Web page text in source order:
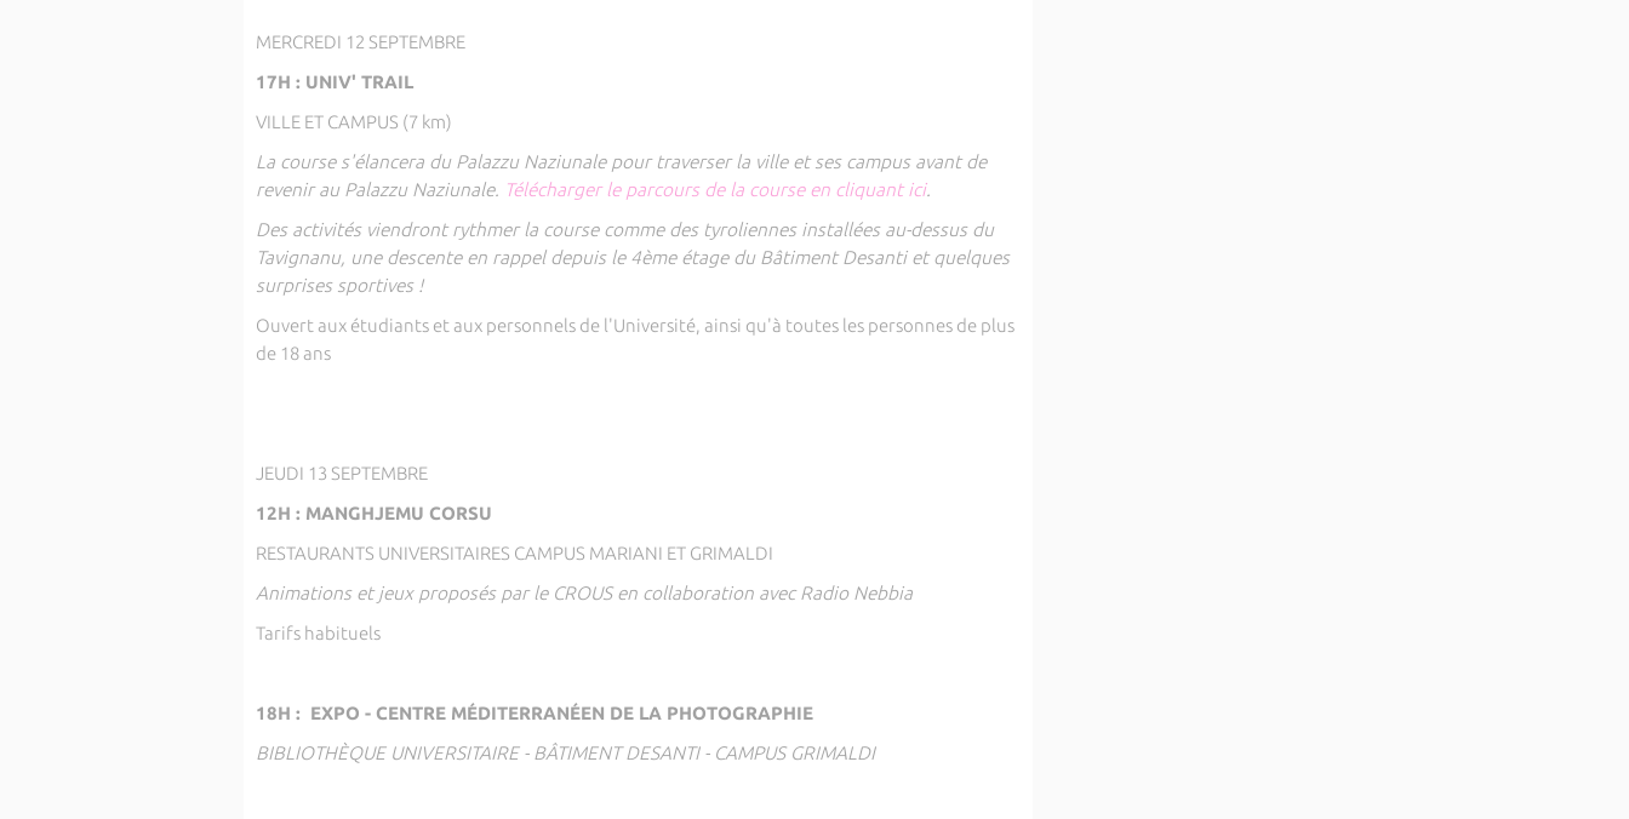
MERCREDI 12 SEPTEMBRE
17H : UNIV' TRAIL
VILLE ET CAMPUS (7 km)
La course s'élancera du Palazzu Naziunale pour traverser la ville et ses campus avant de
revenir au Palazzu Naziunale. Télécharger le parcours de la course en cliquant ici.
Des activités viendront rythmer la course comme des tyroliennes installées au-dessus du
Tavignanu, une descente en rappel depuis le 4ème étage du Bâtiment Desanti et quelques
surprises sportives !
Ouvert aux étudiants et aux personnels de l'Université, ainsi qu'à toutes les personnes de plus
de 18 ans
JEUDI 13 SEPTEMBRE
12H : MANGHJEMU CORSU
RESTAURANTS UNIVERSITAIRES CAMPUS MARIANI ET GRIMALDI
Animations et jeux proposés par le CROUS en collaboration avec Radio Nebbia
Tarifs habituels
18H : EXPO - CENTRE MÉDITERRANÉEN DE LA PHOTOGRAPHIE
BIBLIOTHÈQUE UNIVERSITAIRE - BÂTIMENT DESANTI - CAMPUS GRIMALDI